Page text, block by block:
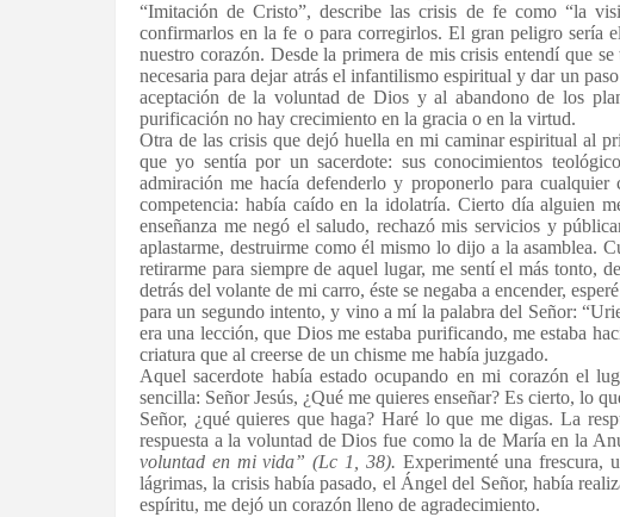
“Imitación de Cristo”, describe las crisis de fe como “la
confirmarlos en la fe o para corregirlos. El gran peligro sería
nuestro corazón. Desde la primera de mis crisis entendí que
necesaria para dejar atrás el infantilismo espiritual y dar un
aceptación de la voluntad de Dios y al abandono de los
purificación no hay crecimiento en la gracia o en la virtud.
Otra de las crisis que dejó huella en mi caminar espiritual al
que yo sentía por un sacerdote: sus conocimientos
admiración me hacía defenderlo y proponerlo para
competencia: había caído en la idolatría. Cierto día alguien
enseñanza me negó el saludo, rechazó mis servicios y
aplastarme, destruirme como él mismo lo dijo a la asamblea.
retirarme para siempre de aquel lugar, me sentí el más tonto,
detrás del volante de mi carro, éste se negaba a encender,
para un segundo intento, y vino a mí la palabra del Señor:
era una lección, que Dios me estaba purificando, me estaba
criatura que al creerse de un chisme me había juzgado.
Aquel sacerdote había estado ocupando en mi corazón el
sencilla: Señor Jesús, ¿Qué me quieres enseñar? Es cierto, lo
Señor, ¿qué quieres que haga? Haré lo que me digas. La
respuesta a la voluntad de Dios fue como la de María en la
voluntad en mi vida” (Lc 1, 38). Experimenté una frescura,
lágrimas, la crisis había pasado, el Ángel del Señor, había
espíritu, me dejó un corazón lleno de agradecimiento.